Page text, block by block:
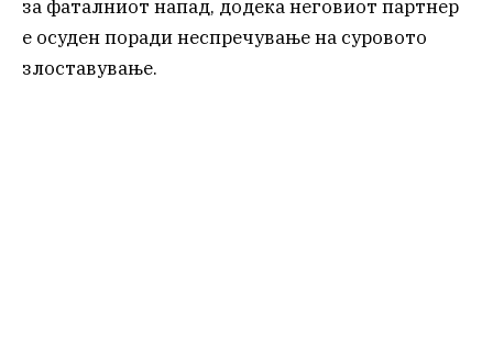
за фаталниот напад, додека неговиот партнер
е осуден поради неспречување на суровото
злоставување.